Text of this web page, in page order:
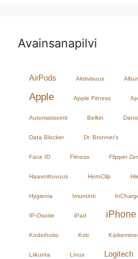
Avainsanapilvi
AirPods Aktiivisuus
Apple Apple Fitness
Automatisointi Belkin
Data Blocker Dr. Bronner's
Face ID Fitness Flipper
Haavoittuvuus HeroClip
Hygienia Imurointi
IP-Osoite iPad iPhone
Kodinhoito Koti
Liikunta Linux Logitech